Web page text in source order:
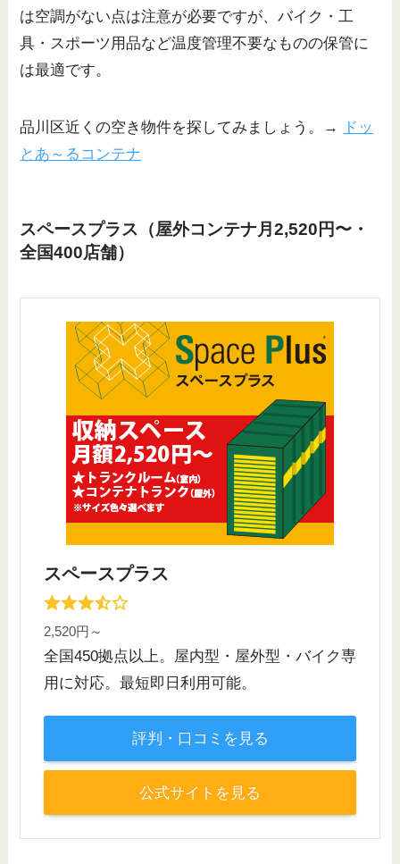
は空調がない点は注意が必要ですが、バイク・工
具・スポーツ用品など温度管理不要なものの保管に
は最適です。
品川区近くの空き物件を探してみましょう。→
ドッ
とあ～るコンテナ
スペースプラス（屋外コンテナ月2,520円〜・
全国400店舗）
スペースプラス
2,520円～
全国450拠点以上。屋内型・屋外型・バイク専
用に対応。最短即日利用可能。
評判・口コミを見る
公式サイトを見る